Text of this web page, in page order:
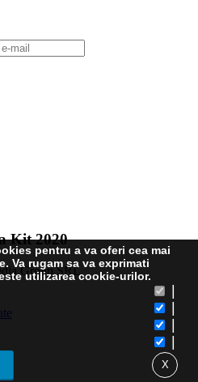
Kit 2020
Group SRL
pentru a va oferi cea mai
Va rugam sa va exprimati
utilizarea cookie-urilor.
X